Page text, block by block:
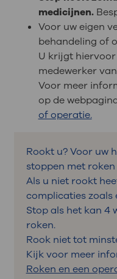
medicijnen.
Voor uw eigen
behandeling of
U krijgt
medewerker
Voor meer
op de
of operatie.
Rookt u? Voor uw
stoppen met
Als u niet rookt
complicaties zoals
Stop als het kan 4
roken.
Rook niet tot
Kijk voor meer
Roken en een